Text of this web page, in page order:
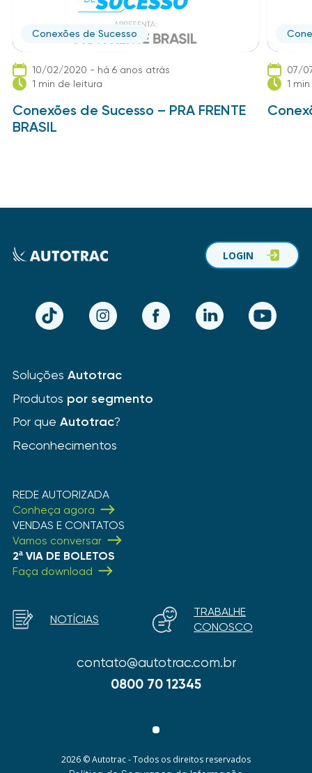
Conexões de Sucesso
10/02/2020 - há 6 anos atrás
1 min de leitura
Conexões de Sucesso – PRA FRENTE
BRASIL
07/
1
TikTok Instagram Facebook LinkedIn YouTube
LOGIN
Soluções Autotrac
Produtos por segmento
Por que Autotrac?
Reconhecimentos
REDE AUTORIZADA
Conheça agora
VENDAS E CONTATOS
Vamos conversar
2ª VIA DE BOLETOS
Faça download
contato@autotrac.com.br
0800 70 12345
NOTÍCIAS
TRABALHE
CONOSCO
2026 © Autotrac - Todos os direitos reservados